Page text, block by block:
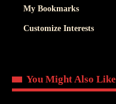
My Bookmarks
Customize Interests
You Might Also Like